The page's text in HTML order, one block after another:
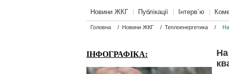
Новини ЖКГ Публікації Інтерв`ю
Головна / Новини ЖКГ / Теплоенергетика /
ІНФОГРАФІКА: